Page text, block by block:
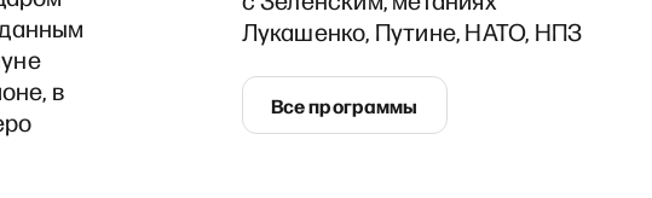
в
Лукашенко, Путине, НАТО, НПЗ
Все программы